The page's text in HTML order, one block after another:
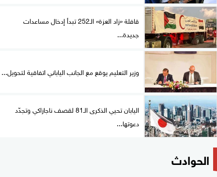
قافلة «زاد العزة» الـ252 تبدأ إدخال مساعدات
جديدة...
وزير التعليم يوقع مع الجانب الياباني اتفاقية لتحويل...
اليابان تحيي الذكرى الـ81 لقصف ناجازاكي وتجدّد
دعوتها...
الحوادث